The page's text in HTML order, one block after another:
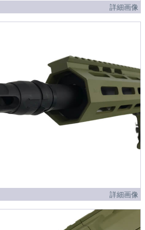
詳細画像
詳細画像